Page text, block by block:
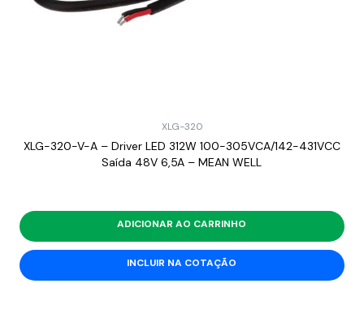
XLG-320
XLG-320-V-A – Driver LED 312W 100-305VCA/142-431VCC
Saída 48V 6,5A – MEAN WELL
ADICIONAR AO CARRINHO
INCLUIR NA COTAÇÃO